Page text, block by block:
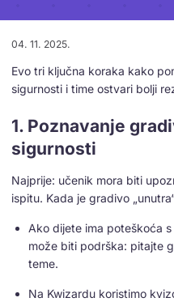
04. 11. 2025.
Evo tri ključna koraka kako
sigurnosti i time ostvari bolji
1. Poznavanje
sigurnosti
Najprije: učenik mora biti
ispitu. Kada je gradivo
Ako dijete ima poteškoća
može biti podrška: pitajte
teme.
Na Kwizardu koristimo